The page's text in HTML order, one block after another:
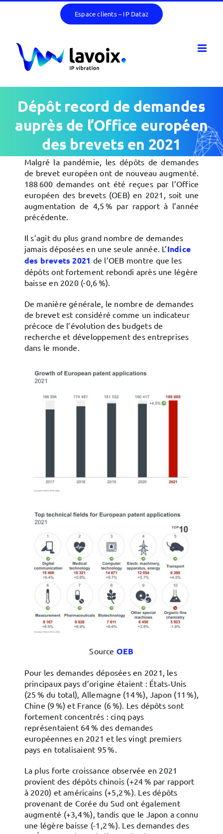
Espace clients – IP Data2
Dépôt record de demandes
auprès de l’Office européen
des brevets en 2021
Malgré la pandémie, les dépôts de demandes
de brevet européen ont de nouveau augmenté.
188 600 demandes ont été reçues par l’Office
européen des brevets (OEB) en 2021, soit une
augmentation de 4,5 % par rapport à l’année
précédente.
Il s’agit du plus grand nombre de demandes
jamais déposées en une seule année. L’Indice
des brevets 2021 de l’OEB montre que les
dépôts ont fortement rebondi après une légère
baisse en 2020 (-0,6 %).
De manière générale, le nombre de demandes
de brevet est considéré comme un indicateur
précoce de l’évolution des budgets de
recherche et développement des entreprises
dans le monde.
Source OEB
Pour les demandes déposées en 2021, les
principaux pays d’origine étaient : États‑Unis
(25 % du total), Allemagne (14 %), Japon (11 %),
Chine (9 %) et France (6 %). Les dépôts sont
fortement concentrés : cinq pays
représentaient 64 % des demandes
européennes en 2021 et les vingt premiers
pays en totalisaient 95 %.
La plus forte croissance observée en 2021
provient des dépôts chinois (+24 % par rapport
à 2020) et américains (+5,2 %). Les dépôts
provenant de Corée du Sud ont également
augmenté (+3,4 %), tandis que le Japon a connu
une légère baisse (-1,2 %). Les demandes des